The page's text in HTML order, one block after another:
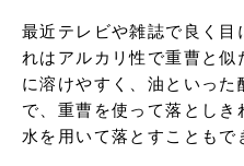
最近テレビや雑誌で良く目
れはアルカリ性で重曹と
に溶けやすく、油といっ
で、重曹を使って落とし
水を用いて落とすこともで